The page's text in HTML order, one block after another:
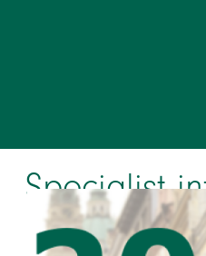
Specialist